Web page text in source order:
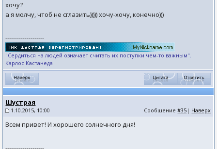
хочу?
а я молчу, чтоб не сглазить))))) хочу-хочу, конечно)))
--------------------
"Сердиться на людей означает считать их поступки чем-то важным".
Карлос Кастанеда
Шустрая
1.10.2015, 10:00 Сообщение#35 | Наверх
Всем привет! И хорошего солнечного дня!